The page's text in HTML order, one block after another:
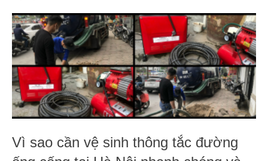
Vì sao cần vệ sinh thông tắc đường